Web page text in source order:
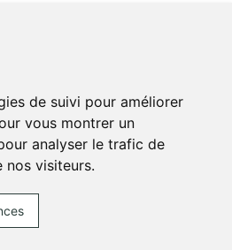
de suivi pour améliorer
vous montrer un
analyser le trafic de
nos visiteurs.
sur Internet avec